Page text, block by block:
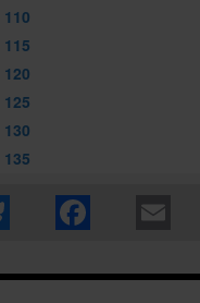
110
115
120
125
130
135